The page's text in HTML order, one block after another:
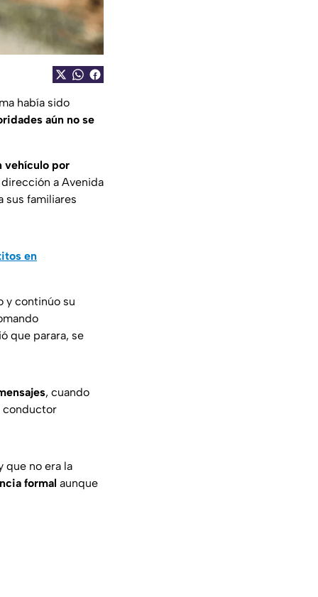
había sido
aún no se
vehículo por
a Avenida
sus familiares
en
y continúo su
que parara, se
, cuando
conductor
que no era la
formal aunque